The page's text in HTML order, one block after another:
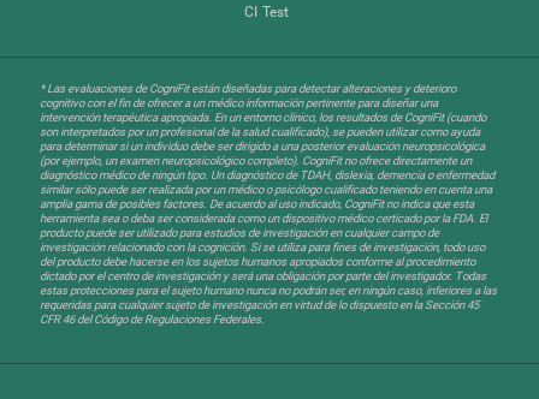
CI Test
* Las evaluaciones de CogniFit están diseñadas para detectar alteraciones y deterioro
cognitivo con el fin de ofrecer a un médico información pertinente para diseñar una
intervención terapéutica apropiada. En un entorno clínico, los resultados de CogniFit (cuando
son interpretados por un profesional de la salud cualificado), se pueden utilizar como ayuda
para determinar si un individuo debe ser dirigido a una posterior evaluación neuropsicológica
(por ejemplo, un examen neuropsicológico completo). CogniFit no ofrece directamente un
diagnóstico médico de ningún tipo. Un diagnóstico de TDAH, dislexia, demencia o enfermedad
similar sólo puede ser realizada por un médico o psicólogo cualificado teniendo en cuenta una
amplia gama de posibles factores. De acuerdo al uso indicado, CogniFit no indica que esta
herramienta sea o deba ser considerada como un dispositivo médico certicado por la FDA. El
producto puede ser utilizado para estudios de investigación en cualquier campo de
investigación relacionado con la cognición. Si se utiliza para fines de investigación, todo uso
del producto debe hacerse en los sujetos humanos apropiados conforme al procedimiento
dictado por el centro de investigación y será una obligación por parte del investigador. Todas
estas protecciones para el sujeto humano nunca no podrán ser, en ningún caso, inferiores a las
requeridas para cualquier sujeto de investigación en virtud de lo dispuesto en la Sección 45
CFR 46 del Código de Regulaciones Federales.